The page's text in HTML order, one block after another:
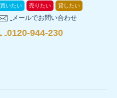
買いたい 売りたい 貸したい
メールでお問い合わせ
0120-944-230